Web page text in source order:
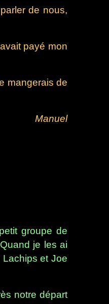
de nous,
payé mon
mangerais de
Manuel
groupe de
je les ai
Lachips et Joe
notre départ